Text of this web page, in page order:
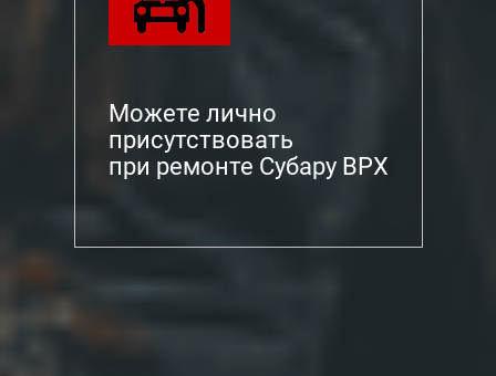
Можете лично
присутствовать
при ремонте Субару ВРХ